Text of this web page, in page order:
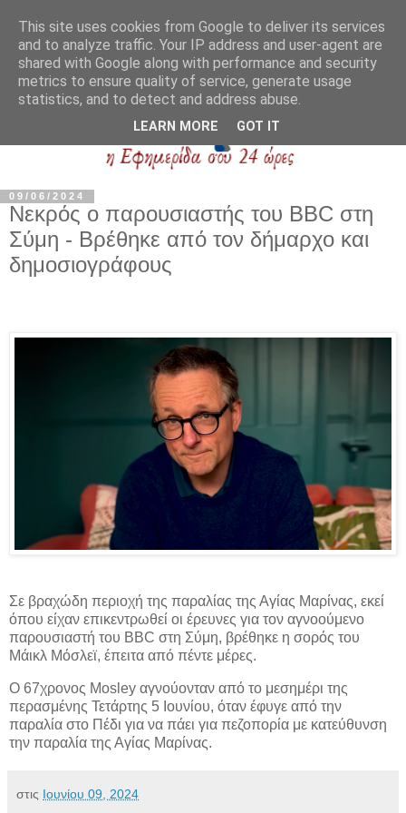
09/06/2024
Νεκρός ο παρουσιαστής του BBC στη
Σύμη - Βρέθηκε από τον δήμαρχο και
δημοσιογράφους
Σε βραχώδη περιοχή της παραλίας της Αγίας Μαρίνας, εκεί
όπου είχαν επικεντρωθεί οι έρευνες για τον αγνοούμενο
παρουσιαστή του BBC στη Σύμη, βρέθηκε η σορός του
Μάικλ Μόσλεϊ, έπειτα από πέντε μέρες.
Ο 67χρονος Mosley αγνούονταν από το μεσημέρι της
περασμένης Τετάρτης 5 Ιουνίου, όταν έφυγε από την
παραλία στο Πέδι για να πάει για πεζοπορία με κατεύθυνση
την παραλία της Αγίας Μαρίνας.
στις Ιουνίου 09, 2024
This site uses cookies from Google to deliver its services
and to analyze traffic. Your IP address and user-agent are
shared with Google along with performance and security
metrics to ensure quality of service, generate usage
statistics, and to detect and address abuse.
LEARN MORE GOT IT